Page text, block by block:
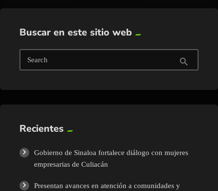
Buscar en este sitio web
Search search
Recientes
Gobierno de Sinaloa fortalece diálogo con mujeres
empresarias de Culiacán
Presentan avances en atención a comunidades y